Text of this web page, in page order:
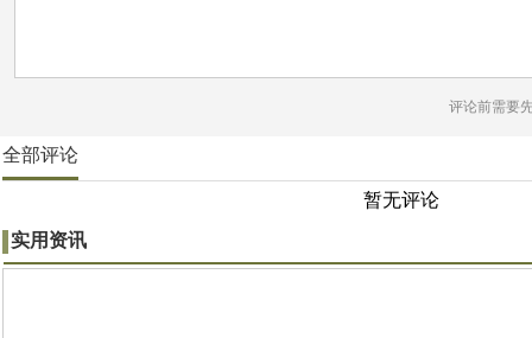
评论前需要
全部评论
暂无评论
实用资讯